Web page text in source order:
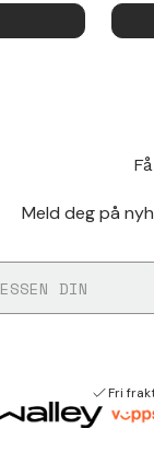
Meld deg på
Fri